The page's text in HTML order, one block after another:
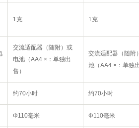
1克 1克
交流适配器（随附）或
电池（AA4 ×：单独出
售）
交流适配器（随附
池（AA4 ×：单独
约70小时 约70小时
Φ110毫米 Φ110毫米